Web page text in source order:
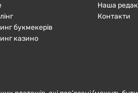
букмекерів
казино
Наша
Контакти